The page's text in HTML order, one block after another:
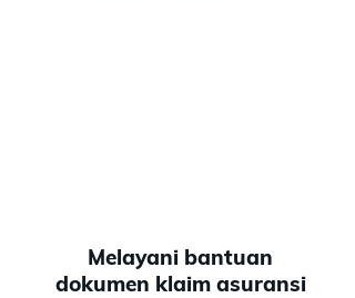
Melayani bantuan
dokumen klaim asuransi